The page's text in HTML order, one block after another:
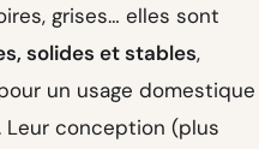
grises… elles sont
solides et stables,
un usage domestique
Leur conception (plus